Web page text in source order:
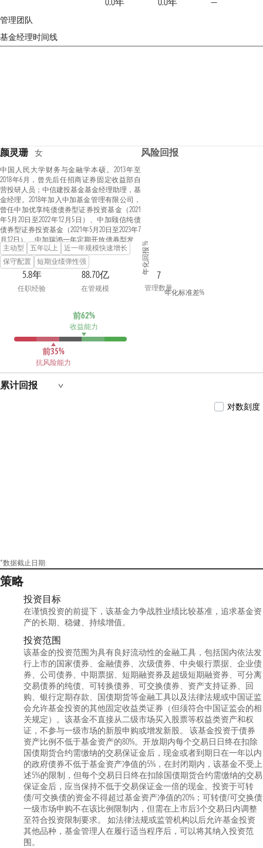
管理团队
基金经理时间线
颜灵珊 女
中国人民大学财务与金融学本硕。2013年至
2018年6月，曾先后任招商证券固定收益部自
营投研人员；中信建投基金基金经理助理，基
金经理。2018年加入中加基金管理有限公司，
曾任中加优享纯债债券型证券投资基金（2021
年5月20日至2022年12月5日）、中加颐信纯债
债券型证券投资基金（2021年5月20日至2023年7
月12日）、中加瑞鸿一年定期开放债券型发起
式证券投资基金（2022年5月24日至2023年7月12
日）、中加瑞利纯债债券型证券投资基金
（2021年6月16日至2023年12月11日）、中加丰
润纯债债券型证券投资基金（2022年1月6日至
2023年12月11日）、中加颐兴定期开放债券型
12月11日）、中加博裕纯债债券型证券投资基
金（2022年5月13日至2023年12月11日)的基金经
主动型 五年以上
近一年规模快速增长
保守配置
短期业绩弹性强
5.8年
任职经验
88.70亿
在管规模
7
管理数量
前62%
收益能力
前35%
抗风险能力
风险回报
年化回报 %
年化标准差%
累计回报
对数刻度
*数据截止日期:
策略
投资目标
在谨慎投资的前提下，该基金力争战胜业绩比较基准，追求基金资
产的长期、稳健、持续增值。
投资范围
该基金的投资范围为具有良好流动性的金融工具，包括国内依法发
行上市的国家债券、金融债券、次级债券、中央银行票据、企业债
券、公司债券、中期票据、短期融资券及超级短期融资券、可分离
交易债券的纯债、可转换债券、可交换债券、资产支持证券、回
购、银行定期存款、国债期货等金融工具以及法律法规或中国证监
会允许基金投资的其他固定收益类证券（但须符合中国证监会的相
关规定）。该基金不直接从二级市场买入股票等权益类资产和权
证，不参与一级市场的新股申购或增发新股。 该基金投资于债券
资产比例不低于基金资产的80%。开放期内每个交易日日终在扣除
国债期货合约需缴纳的交易保证金后，现金或者到期日在一年以内
的政府债券不低于基金资产净值的5%，在封闭期内，该基金不受上
述5%的限制，但每个交易日日终在扣除国债期货合约需缴纳的交易
保证金后，应当保持不低于交易保证金一倍的现金。投资于可转
债/可交换债的资金不得超过基金资产净值的20%；可转债/可交换债
一级市场申购不在该比例限制内，但需在上市后3个交易日内调整
至符合投资限制要求。 如法律法规或监管机构以后允许基金投资
其他品种，基金管理人在履行适当程序后，可以将其纳入投资范
围。